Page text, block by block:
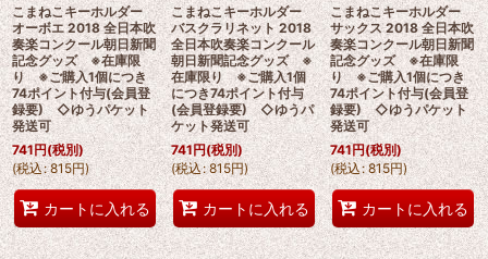
こまねこキーホルダー
オーボエ 2018 全日本吹
奏楽コンクール朝日新聞
記念グッズ ※在庫限
り ※ご購入1個につき
74ポイント付与(会員登
録要) ◇ゆうパケット
発送可
741円(税別)
(税込: 815円)
カートに入れる
こまねこキーホルダー
バスクラリネット 2018
全日本吹奏楽コンクール
朝日新聞記念グッズ ※
在庫限り ※ご購入1個
につき74ポイント付与
(会員登録要) ◇ゆうパ
ケット発送可
741円(税別)
(税込: 815円)
カートに入れる
こまねこキーホルダー
サックス 2018 全日本吹
奏楽コンクール朝日新聞
記念グッズ ※在庫限
り ※ご購入1個につき
74ポイント付与(会員登
録要) ◇ゆうパケット
発送可
741円(税別)
(税込: 815円)
カートに入れる